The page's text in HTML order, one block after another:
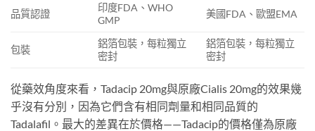
品質認證
印度FDA、WHO
GMP
美國FDA、歐盟EMA
包裝
鋁箔包裝，每粒獨立
密封
鋁箔包裝，每粒獨立
密封
從藥效角度來看，Tadacip 20mg與原廠Cialis 20mg的效果幾
乎沒有分別，因為它們含有相同劑量和相同品質的
Tadalafil。最大的差異在於價格——Tadacip的價格僅為原廠